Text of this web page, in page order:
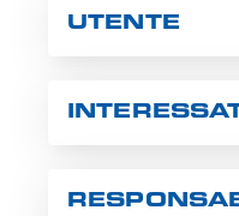
UTENTE